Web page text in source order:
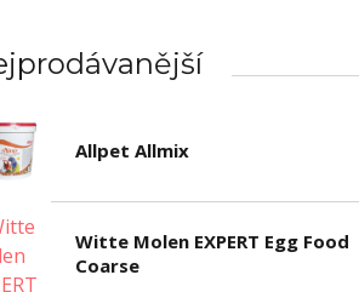
Allpet Allmix
Witte Molen EXPERT Egg Food
Coarse